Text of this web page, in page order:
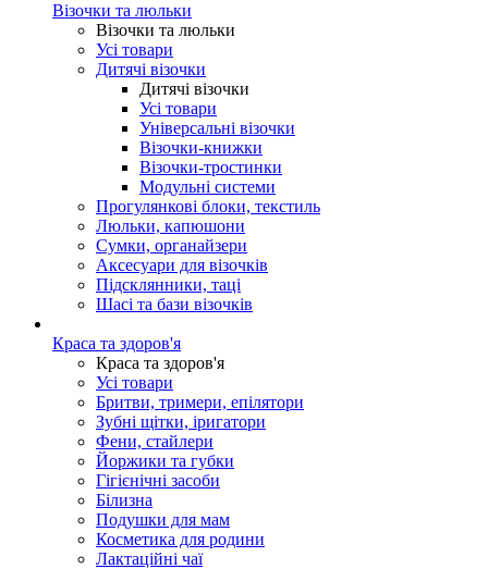
Візочки та люльки
Візочки та люльки
Усі товари
Дитячі візочки
Дитячі візочки
Усі товари
Універсальні візочки
Візочки-книжки
Візочки-тростинки
Модульні системи
Прогулянкові блоки, текстиль
Люльки, капюшони
Сумки, органайзери
Аксесуари для візочків
Підсклянники, таці
Шасі та бази візочків
Краса та здоров'я
Краса та здоров'я
Усі товари
Бритви, тримери, епілятори
Зубні щітки, іригатори
Фени, стайлери
Йоржики та губки
Гігієнічні засоби
Білизна
Подушки для мам
Косметика для родини
Лактаційні чаї